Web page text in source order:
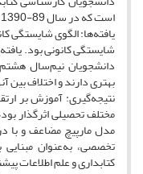
است که در سال 89-1390 مشغول تحصیل بودند.
یافته‌ها: الگوی شایستگی
شایستگی کانونی بود.
دانشجویان نیم‌سال
بهتری دارند و اختلاف بین
نتیجه‌گیری: آموزش‌ بر
مختلف تحصیلی اثرگذار
مدل مارپیچ مضاعف و با
تخصصی، به‌عنوان
کتابداری و علم اطلاعات